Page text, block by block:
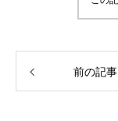
前の記事